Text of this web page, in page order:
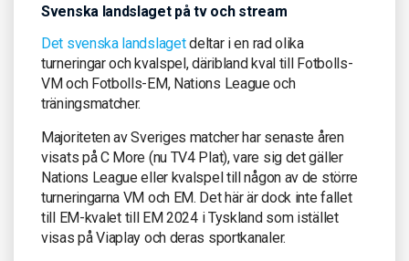
Svenska landslaget på tv och stream
Det svenska landslagetdeltar i en rad olika
turneringar och kvalspel, däribland kval till Fotbolls-
VM och Fotbolls-EM, Nations League och
träningsmatcher.
Majoriteten av Sveriges matcher har senaste åren
visats på C More (nu TV4 Plat), vare sig det gäller
Nations League eller kvalspel till någon av de större
turneringarna VM och EM. Det här är dock inte fallet
till EM-kvalet till EM 2024 i Tyskland som istället
visas på Viaplay och deras sportkanaler.